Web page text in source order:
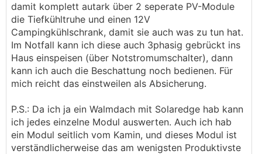
damit komplett autark über 2 seperate PV-Module
die Tiefkühltruhe und einen 12V
Campingkühlschrank, damit sie auch was zu tun hat.
Im Notfall kann ich diese auch 3phasig gebrückt ins
Haus einspeisen (über Notstromumschalter), dann
kann ich auch die Beschattung noch bedienen. Für
mich reicht das einstweilen als Absicherung.
P.S.: Da ich ja ein Walmdach mit Solaredge hab kann
ich jedes einzelne Modul auswerten. Auch ich hab
ein Modul seitlich vom Kamin, und dieses Modul ist
verständlicherweise das am wenigsten Produktivste